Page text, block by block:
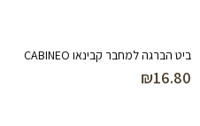
ביט הברגה למחבר קבינאו CABINEO
₪16.80